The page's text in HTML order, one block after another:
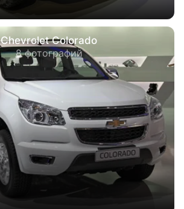
Chevrolet Colorado
8 фотографий